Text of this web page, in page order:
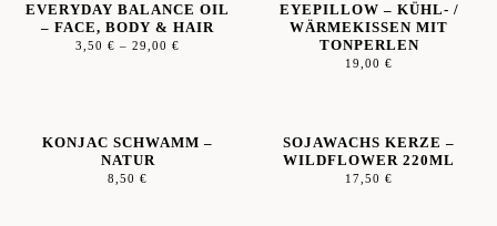
EVERYDAY BALANCE OIL
– FACE, BODY & HAIR
3,50€ –29,00€
EYEPILLOW – KÜHL- /
WÄRMEKISSEN MIT
TONPERLEN
19,00 €
KONJAC SCHWAMM –
NATUR
8,50€
SOJAWACHS KERZE –
WILDFLOWER 220ML
17,50 €